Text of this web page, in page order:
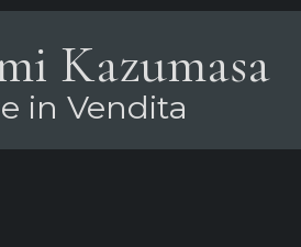
Kazumasa
in Vendita